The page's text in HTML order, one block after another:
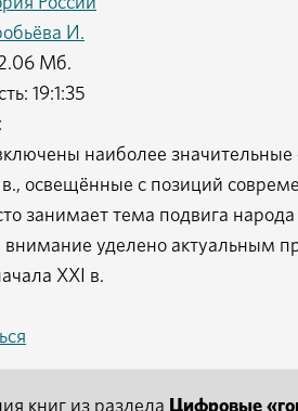
И.
Мб.
19:1:35
наиболее
освещённые с позиций
занимает тема подвига
внимание уделено актуальным
XXI в.
книг из раздела Цифровые